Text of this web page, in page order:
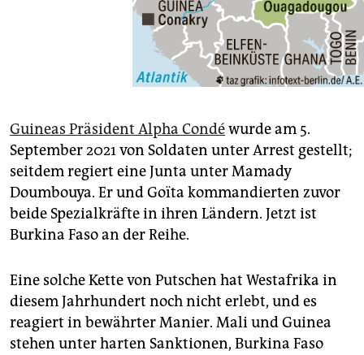
Guineas Präsident Alpha Condéwurde am 5.
September 2021 von Soldaten unter Arrest gestellt;
seitdem regiert eine Junta unter Mamady
Doumbouya. Er und Goïta kommandierten zuvor
beide Spezialkräfte in ihren Ländern. Jetzt ist
Burkina Faso an der Reihe.
Eine solche Kette von Putschen hat Westafrika in
diesem Jahrhundert noch nicht erlebt, und es
reagiert in bewährter Manier. Mali und Guinea
stehen unter harten Sanktionen, Burkina Faso